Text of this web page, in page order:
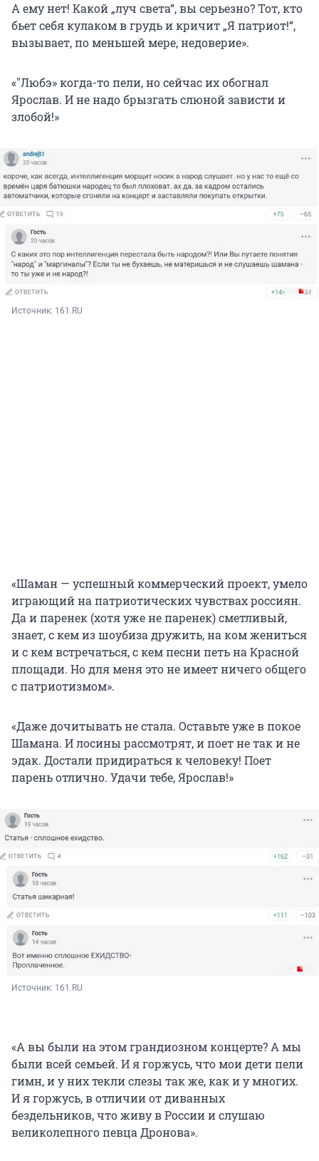
А ему нет! Какой „луч света“, вы серьезно? Тот, кто
бьет себя кулаком в грудь и кричит „Я патриот!“,
вызывает, по меньшей мере, недоверие».
«"Любэ» когда-то пели, но сейчас их обогнал
Ярослав. И не надо брызгать слюной зависти и
злобой!»
Источник: 161.RU
«Шаман — успешный коммерческий проект, умело
играющий на патриотических чувствах россиян.
Да и паренек (хотя уже не паренек) сметливый,
знает, с кем из шоубиза дружить, на ком жениться
и с кем встречаться, с кем песни петь на Красной
площади. Но для меня это не имеет ничего общего
с патриотизмом».
«Даже дочитывать не стала. Оставьте уже в покое
Шамана. И лосины рассмотрят, и поет не так и не
эдак. Достали придираться к человеку! Поет
парень отлично. Удачи тебе, Ярослав!»
Источник: 161.RU
«А вы были на этом грандиозном концерте? А мы
были всей семьей. И я горжусь, что мои дети пели
гимн, и у них текли слезы так же, как и у многих.
И я горжусь, в отличии от диванных
бездельников, что живу в России и слушаю
великолепного певца Дронова».